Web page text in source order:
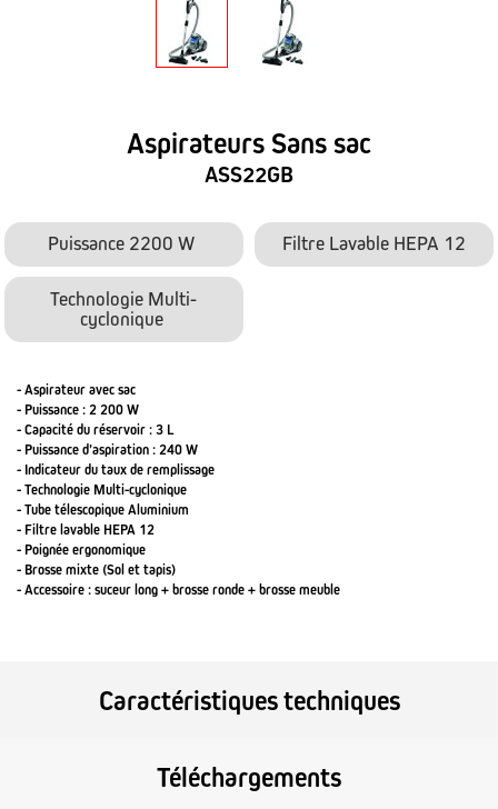
Aspirateurs Sans sac
ASS22GB
Puissance 2200 W Filtre Lavable HEPA 12
Technologie Multi-
cyclonique
- Aspirateur avec sac
- Puissance : 2 200 W
- Capacité du réservoir : 3 L
- Puissance d’aspiration : 240 W
- Indicateur du taux de remplissage
- Technologie Multi-cyclonique
- Tube télescopique Aluminium
- Filtre lavable HEPA 12
- Poignée ergonomique
- Brosse mixte (Sol et tapis)
- Accessoire : suceur long + brosse ronde + brosse meuble
Caractéristiques techniques
Téléchargements